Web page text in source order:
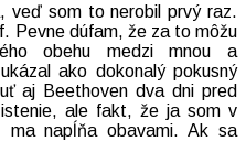
veď som to nerobil prvý raz.
Pevne dúfam, že za to môžu
obehu medzi mnou a
ako dokonalý pokusný
aj Beethoven dva dni pred
ale fakt, že ja som v
ma napĺňa obavami. Ak sa